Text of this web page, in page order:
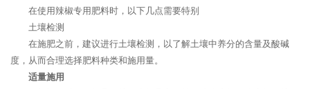
在使用辣椒专用肥料时，以下几点需要特别
土壤检测
在施肥之前，建议进行土壤检测，以了解土壤中养分的含量及酸碱
度，从而合理选择肥料种类和施用量。
适量施用